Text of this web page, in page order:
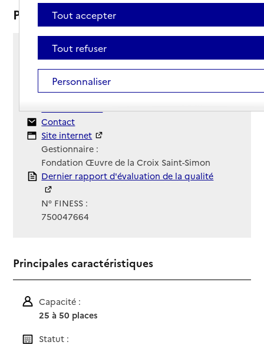
Présentation
10 rue de la Tour des Dames
75009 - Paris 9e Arrondissement
Voir itinéraire
Téléphone :
01 55 32 09 35
Contact
Contact
Site Internet
Site internet
Gestionnaire :
Fondation Œuvre de la Croix Saint-Simon
Rapport HAS
Dernier rapport d'évaluation de la qualité
N° FINESS :
750047664
Principales caractéristiques
Capacité :
25 à 50 places
Statut :
Tout accepter
Tout refuser
Personnaliser